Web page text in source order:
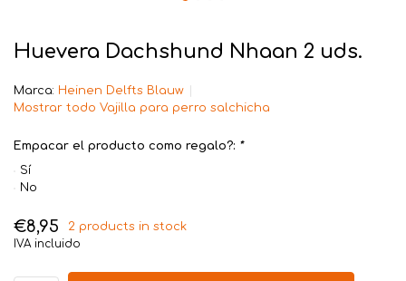
Huevera Dachshund Nhaan 2 uds.
Marca: Heinen Delfts Blauw
Mostrar todo Vajilla para perro salchicha
Empacar el producto como regalo?: *
Sí
No
€8,95
2 products in stock
IVA incluido